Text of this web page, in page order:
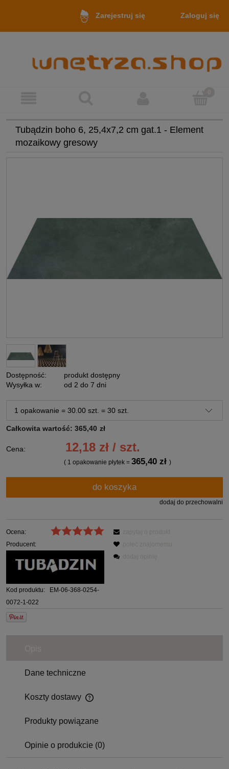
Zarejestruj się Zaloguj się
Tubądzin boho 6, 25,4x7,2 cm gat.1 - Element
mozaikowy gresowy
Dostępność:
produkt dostępny
Wysyłka w:
od 2 do 7 dni
Całkowita wartość: 365,40 zł
Cena: 12,18 zł / szt.
( 1opakowanie płytek =365,40 zł)
do koszyka
dodaj do przechowalni
Ocena:
Producent:
Kod produktu:
EM-06-368-0254-
0072-1-022
Dane techniczne
Koszty dostawy
Produkty powiązane
Opinie o produkcie (0)